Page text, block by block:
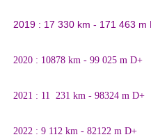
2019 : 17 330 km - 171 463 m
2020 : 10878 km - 99 025 m D+
2021 : 11 231 km - 98324 m D+
2022 : 9 112 km - 82122 m D+